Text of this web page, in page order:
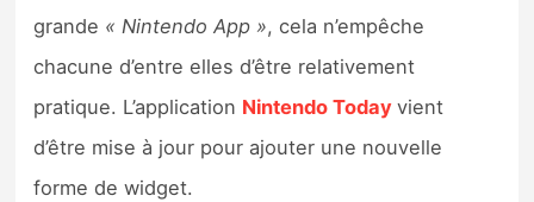
Précommandes jeux Switch 2
Sorties de jeux
Bons plans
grande « Nintendo App », cela n’empêche
chacune d’entre elles d’être relativement
pratique. L’application Nintendo Today vient
d’être mise à jour pour ajouter une nouvelle
forme de widget.